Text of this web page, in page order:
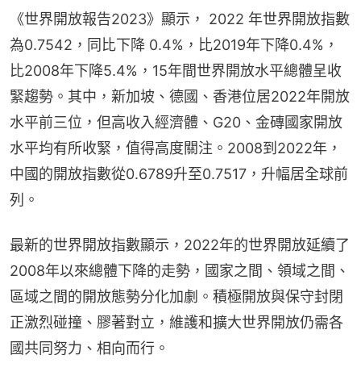
《世界開放報告2023》顯示， 2022 年世界開放指數
為0.7542，同比下降 0.4%，比2019年下降0.4%，
比2008年下降5.4%，15年間世界開放水平總體呈收
緊趨勢。其中，新加坡、德國、香港位居2022年開放
水平前三位，但高收入經濟體、G20、金磚國家開放
水平均有所收緊，值得高度關注。2008到2022年，
中國的開放指數從0.6789升至0.7517，升幅居全球前
列。
最新的世界開放指數顯示，2022年的世界開放延續了
2008年以來總體下降的走勢，國家之間、領域之間、
區域之間的開放態勢分化加劇。積極開放與保守封閉
正激烈碰撞、膠著對立，維護和擴大世界開放仍需各
國共同努力、相向而行。